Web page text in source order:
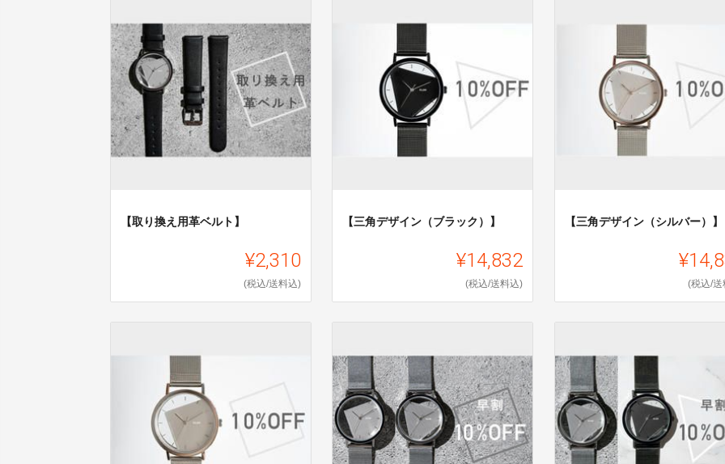
【取り換え用革ベルト】
¥2,310
(税込/送料込)
【三角デザイン（ブラック）】
¥14,832
(税込/送料込)
【三角デザイン（シルバー）】
(税込/送